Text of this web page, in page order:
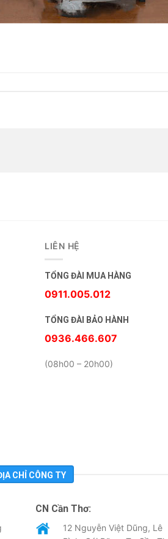
LIÊN HỆ
TỔNG ĐÀI MUA HÀNG
0911.005.012
TỔNG ĐÀI BẢO HÀNH
0936.466.607
(08h00 – 20h00)
CHỈ CÔNG TY
CN Cần Thơ:
12 Nguyễn Việt Dũng, Lê